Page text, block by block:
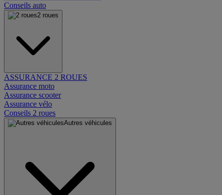
Conseils auto
2 roues
ASSURANCE 2 ROUES
Assurance moto
Assurance scooter
Assurance vélo
Conseils 2 roues
Autres véhicules